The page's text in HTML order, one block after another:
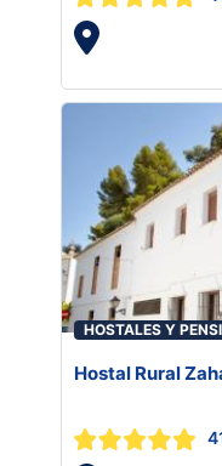
HOSTALES Y
Hostal Rural